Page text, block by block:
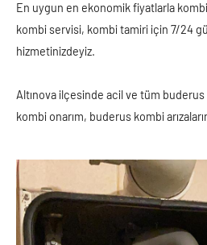
En uygun en ekonomik fiyatlarla kombi
kombi servisi, kombi tamiri için 7/24
hizmetinizdeyiz.
Altınova ilçesinde acil ve tüm
kombi onarım, buderus kombi